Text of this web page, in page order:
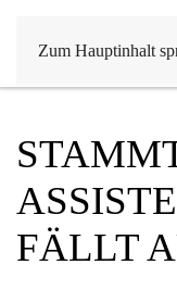
Zum Hauptinhalt
FÄLLT